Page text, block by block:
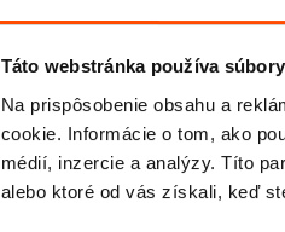
Táto webstránka používa
Na prispôsobenie obsahu a
cookie. Informácie o tom, ako
médií, inzercie a analýzy. Títo
alebo ktoré od vás získali, keď
Termodrevo